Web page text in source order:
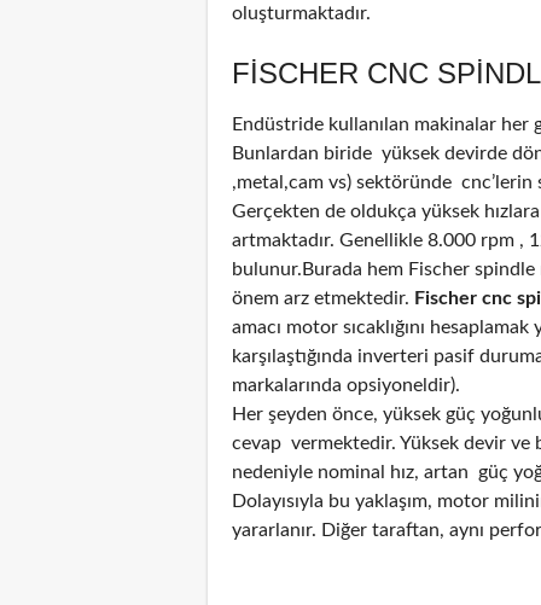
oluşturmaktadır.
FISCHER CNC
Endüstride kullanılan makinalar her
Bunlardan biride yüksek devirde
,metal,cam vs) sektöründe
Gerçekten de oldukça yüksek
artmaktadır. Genellikle 8.000 rpm ,
bulunur.Burada hem Fischer spindle
önem arz etmektedir. Fischer cnc
amacı motor sıcaklığını
karşılaştığında inverteri pasif
markalarında opsiyoneldir).
Her şeyden önce, yüksek güç
cevap vermektedir. Yüksek devir ve
nedeniyle nominal hız, artan güç
Dolayısıyla bu yaklaşım, motor
yararlanır. Diğer taraftan, aynı